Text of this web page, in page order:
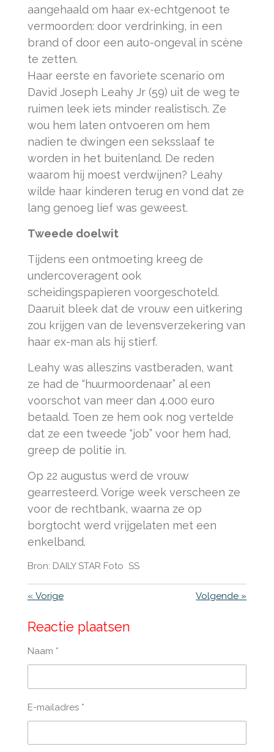
aangehaald om haar ex-echtgenoot te
vermoorden: door verdrinking, in een
brand of door een auto-ongeval in scène
te zetten.
Haar eerste en favoriete scenario om
David Joseph Leahy Jr (59) uit de weg te
ruimen leek iets minder realistisch. Ze
wou hem laten ontvoeren om hem
nadien te dwingen een seksslaaf te
worden in het buitenland. De reden
waarom hij moest verdwijnen? Leahy
wilde haar kinderen terug en vond dat ze
lang genoeg lief was geweest.
Tweede doelwit
Tijdens een ontmoeting kreeg de
undercoveragent ook
scheidingspapieren voorgeschoteld.
Daaruit bleek dat de vrouw een uitkering
zou krijgen van de levensverzekering van
haar ex-man als hij stierf.
Leahy was alleszins vastberaden, want
ze had de “huurmoordenaar” al een
voorschot van meer dan 4.000 euro
betaald. Toen ze hem ook nog vertelde
dat ze een tweede “job” voor hem had,
greep de politie in.
Op 22 augustus werd de vrouw
gearresteerd. Vorige week verscheen ze
voor de rechtbank, waarna ze op
borgtocht werd vrijgelaten met een
enkelband.
Bron: DAILY STAR Foto SS
« Vorige Volgende »
Reactie plaatsen
Naam *
E-mailadres *